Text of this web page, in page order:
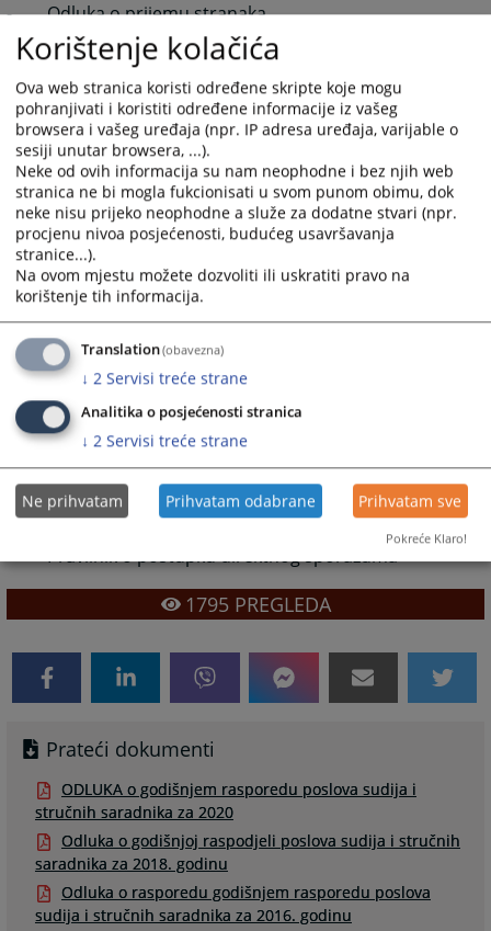
- Odluka o prijemu stranaka
- Prvilnik o disciplinskoj i materijalnoj odgovornosti
radnika
- Pravilnik o primanju i postupanju po pritužbama
na rad Općinskog suda u Tešnju njegovih sudija i
radnika
- Pravilnik o unutrašnjoj organizaciji i sistematizaciji
- Pravilnik o upotrebi i načinu korištenja vozila suda
- Odluka o radnom vremenu
- Pravilnik o Popisu sredstava i izvora sredstava
- Pravilnik o obrazovanju i usavršavanju službenika i
namještenika Općinskog suda u Tešnju
- Pravilnik o reprezentaciji i poklonu
- Prvilnik o materijalnom poslovanju
- Pravilnik o naknadama troškova za službena
putovanja
- Program rješavanja starih i zaostalih predmeta
Građanskog odjeljenja Općinskog suda u Tešnju za
2010. godinu
- Pravilnik o postupku direktnog sporazuma
1795PREGLEDA
Prateći dokumenti
ODLUKA o godišnjem rasporedu poslova sudija i
stručnih saradnika za 2020
Odluka o godišnjoj raspodjeli poslova sudija i stručnih
saradnika za 2018. godinu
Odluka o rasporedu godišnjem rasporedu poslova
sudija i stručnih saradnika za 2016. godinu
Korištenje kolačića
Ova web stranica koristi određene skripte koje mogu
pohranjivati i koristiti određene informacije iz vašeg
browsera i vašeg uređaja (npr. IP adresa uređaja, varijable o
sesiji unutar browsera, ...).
Neke od ovih informacija su nam neophodne i bez njih web
stranica ne bi mogla fukcionisati u svom punom obimu, dok
neke nisu prijeko neophodne a služe za dodatne stvari (npr.
procjenu nivoa posjećenosti, budućeg usavršavanja
stranice...).
Na ovom mjestu možete dozvoliti ili uskratiti pravo na
korištenje tih informacija.
Translation(obavezna)
↓ 2 Servisi treće strane
Analitika o posjećenosti stranica
↓ 2 Servisi treće strane
Ne prihvatam Prihvatam odabrane Prihvatam sve
Pokreće Klaro!